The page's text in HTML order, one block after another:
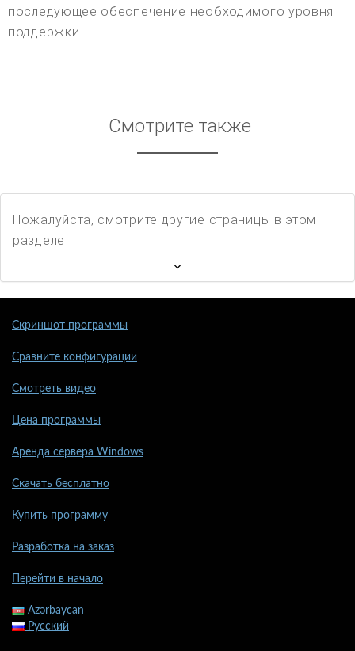
последующее обеспечение необходимого уровня
поддержки.
Смотрите также
Пожалуйста, смотрите другие страницы в этом
разделе
Скриншот программы
Сравните конфигурации
Смотреть видео
Цена программы
Аренда сервера Windows
Скачать бесплатно
Купить программу
Разработка на заказ
Перейти в начало
Azərbaycan
Русский